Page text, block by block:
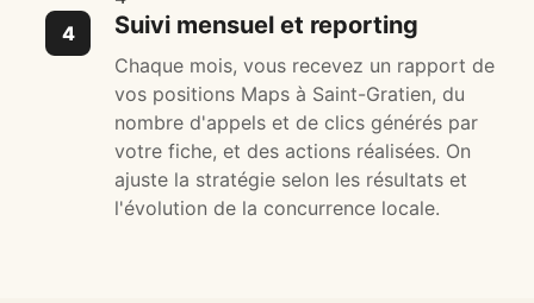
Suivi mensuel et reporting
Chaque mois, vous recevez un rapport de
vos positions Maps à Saint-Gratien, du
nombre d'appels et de clics générés par
votre fiche, et des actions réalisées. On
ajuste la stratégie selon les résultats et
l'évolution de la concurrence locale.